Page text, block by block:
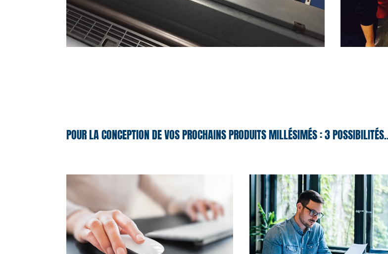
POUR LA CONCEPTION DE VOS PROCHAINS PRODUITS MILLÉSIMÉS : 3